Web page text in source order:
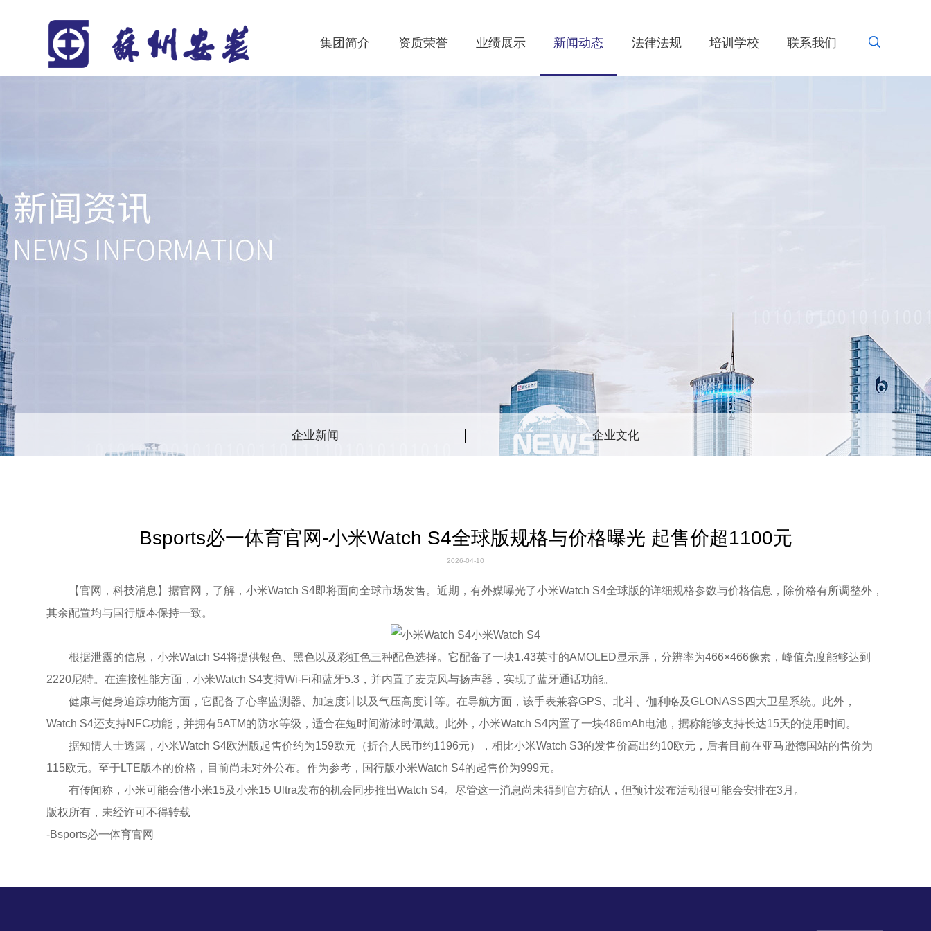
集团简介 资质荣誉 业绩展示 新闻动态 法律法规 培训学校 联系我们
企业新闻 企业文化
Bsports必一体育官网-小米Watch S4全球版规格与价格曝光 起售价超1100元
2026-04-10
【官网，科技消息】据官网，了解，小米Watch S4即将面向全球市场发售。近期，有外媒曝光了小米Watch S4全球版的详细规格参数与价格信息，除价格有所调整外，
其余配置均与国行版本保持一致。
小米Watch S4
根据泄露的信息，小米Watch S4将提供银色、黑色以及彩虹色三种配色选择。它配备了一块1.43英寸的AMOLED显示屏，分辨率为466×466像素，峰值亮度能够达到
2220尼特。在连接性能方面，小米Watch S4支持Wi-Fi和蓝牙5.3，并内置了麦克风与扬声器，实现了蓝牙通话功能。
健康与健身追踪功能方面，它配备了心率监测器、加速度计以及气压高度计等。在导航方面，该手表兼容GPS、北斗、伽利略及GLONASS四大卫星系统。此外，
Watch S4还支持NFC功能，并拥有5ATM的防水等级，适合在短时间游泳时佩戴。此外，小米Watch S4内置了一块486mAh电池，据称能够支持长达15天的使用时间。
据知情人士透露，小米Watch S4欧洲版起售价约为159欧元（折合人民币约1196元），相比小米Watch S3的发售价高出约10欧元，后者目前在亚马逊德国站的售价为
115欧元。至于LTE版本的价格，目前尚未对外公布。作为参考，国行版小米Watch S4的起售价为999元。
有传闻称，小米可能会借小米15及小米15 Ultra发布的机会同步推出Watch S4。尽管这一消息尚未得到官方确认，但预计发布活动很可能会安排在3月。
版权所有，未经许可不得转载
-Bsports必一体育官网